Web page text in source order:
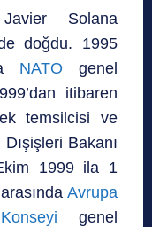
avier Solana
doğdu. 1995
NATO genel
itibaren
temsilcisi ve
Bakanı
1999 ila 1
Avrupa
genel